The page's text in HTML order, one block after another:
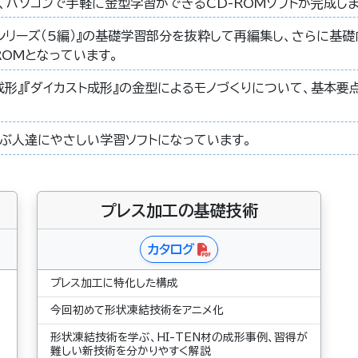
ソコンで手軽に金型学習ができるCD-ROMソフトが完成しま
ーズ（5編）』の基礎学習部分を抜粋して再編集し、さらに基
となっています。
形』『ダイカスト成形』の金型によるモノづくりについて、基本
達にやさしい学習ソフトになっています。
プレス加工の基礎技術
カタログ
プレス加工に特化した構成
今回初めて形状凍結技術をアニメ化
形状凍結技術を学ぶ、HI-TEN材の成形事例、習得が
難しい新技術を分かりやすく解説